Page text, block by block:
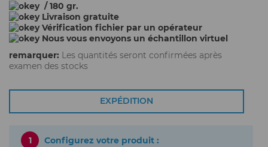
/ 180 gr.
Livraison gratuite
Vérification fichier par un opérateur
Nous vous envoyons un échantillon virtuel
remarquer: Les quantités seront confirmées après
examen des stocks
EXPÉDITION
1 Configurez votre produit :